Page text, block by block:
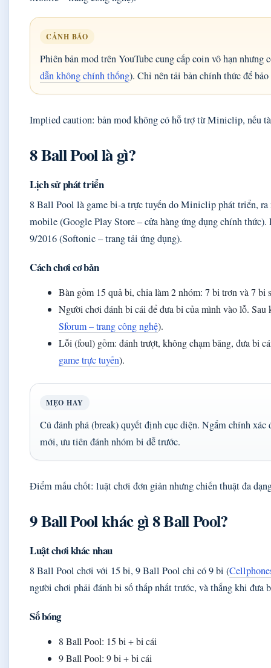
CẢNH BÁO
Phiên bản mod trên YouTube cung cấp coin vô hạn nhưng
dẫn không chính thống). Chỉ nên tải bản chính thức để
Implied caution: bản mod không có hỗ trợ từ Miniclip, nếu
8 Ball Pool là gì?
Lịch sử phát triển
8 Ball Pool là game bi-a trực tuyến do Miniclip phát triển, ra
mobile (Google Play Store – cửa hàng ứng dụng chính
9/2016 (Softonic – trang tải ứng dụng).
Cách chơi cơ bản
Bàn gồm 15 quả bi, chia làm 2 nhóm: 7 bi trơn và 7 bi
Người chơi đánh bi cái để đưa bi của mình vào lỗ.
Sforum – trang công nghệ).
Lỗi (foul) gồm: đánh trượt, không chạm băng, đưa bi
game trực tuyến).
MẸO HAY
Cú đánh phá (break) quyết định cục diện. Ngắm chính
mới, ưu tiên đánh nhóm bi dễ trước.
Điểm mấu chốt: luật chơi đơn giản nhưng chiến thuật đa
9 Ball Pool khác gì 8 Ball Pool?
Luật chơi khác nhau
8 Ball Pool chơi với 15 bi, 9 Ball Pool chỉ có 9 bi (
người chơi phải đánh bi số thấp nhất trước, và thắng khi đưa
Số bóng
8 Ball Pool: 15 bi + bi cái
9 Ball Pool: 9 bi + bi cái